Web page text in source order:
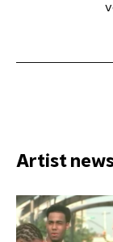
Artist